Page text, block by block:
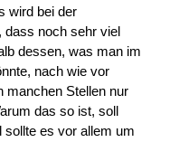
wird bei der
dass noch sehr viel
dessen, was man im
nach wie vor
manchen Stellen nur
das so ist, soll
sollte es vor allem um